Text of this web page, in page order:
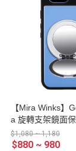
【Mira Winks】
a 旋轉支架鏡面保
ATTO系列(掀蓋版)
$1,080 ~ 1,180
$880 ~ 980